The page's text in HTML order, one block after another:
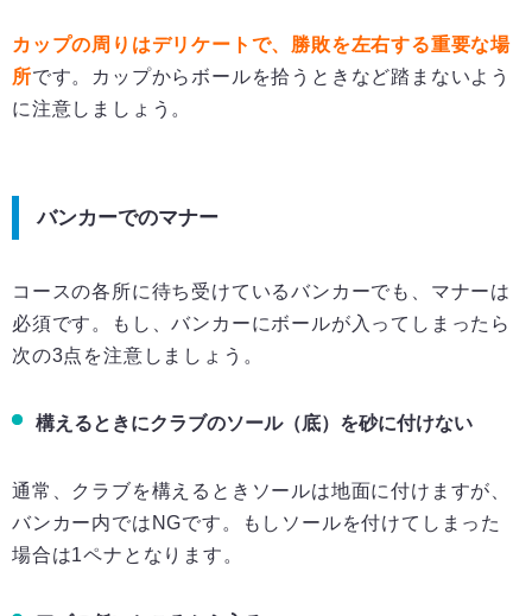
カップの周りはデリケートで、勝敗を左右する重要な場
所です。カップからボールを拾うときなど踏まないよう
に注意しましょう。
バンカーでのマナー
コースの各所に待ち受けているバンカーでも、マナーは
必須です。もし、バンカーにボールが入ってしまったら
次の3点を注意しましょう。
構えるときにクラブのソール（底）を砂に付けない
通常、クラブを構えるときソールは地面に付けますが、
バンカー内ではNGです。もしソールを付けてしまった
場合は1ペナとなります。